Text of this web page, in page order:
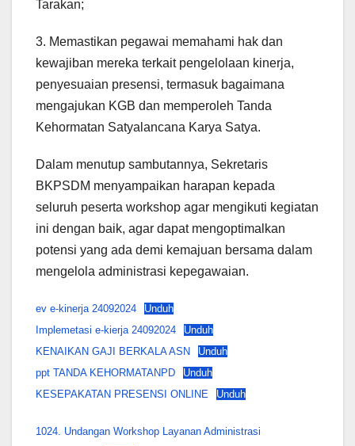
Tarakan;
3. Memastikan pegawai memahami hak dan
kewajiban mereka terkait pengelolaan kinerja,
penyesuaian presensi, termasuk bagaimana
mengajukan KGB dan memperoleh Tanda
Kehormatan Satyalancana Karya Satya.
Dalam menutup sambutannya, Sekretaris
BKPSDM menyampaikan harapan kepada
seluruh peserta workshop agar mengikuti kegiatan
ini dengan baik, agar dapat mengoptimalkan
potensi yang ada demi kemajuan bersama dalam
mengelola administrasi kepegawaian.
ev e-kinerja 24092024
Unduh
Implemetasi e-kierja 24092024
Unduh
KENAIKAN GAJI BERKALA ASN
Unduh
ppt TANDA KEHORMATANPD
Unduh
KESEPAKATAN PRESENSI ONLINE
Unduh
1024. Undangan Workshop Layanan Administrasi